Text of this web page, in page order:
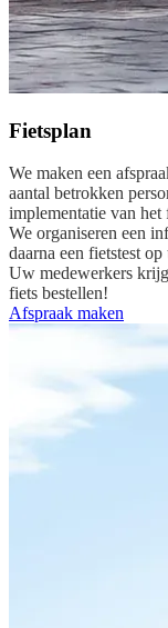
Fietsplan
We maken een
aantal betrokken
implementatie van het
We organiseren een
daarna een fietstest
Uw medewerkers
fiets bestellen!
Afspraak maken